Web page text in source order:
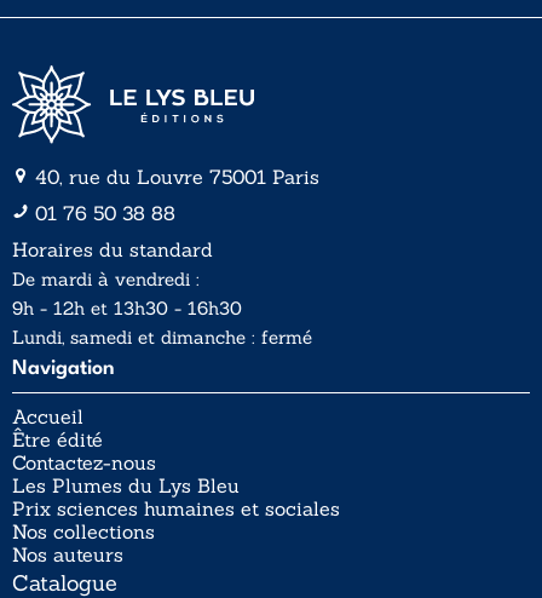
40, rue du Louvre 75001 Paris
01 76 50 38 88
Horaires du standard
De mardi à vendredi :
9h - 12h et 13h30 - 16h30
Lundi, samedi et dimanche : fermé
Navigation
Accueil
Être édité
Contactez-nous
Les Plumes du Lys Bleu
Prix sciences humaines et sociales
Nos collections
Nos auteurs
Catalogue